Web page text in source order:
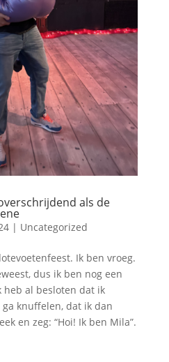
als de
| Uncategorized
Ik ben vroeg.
dus ik ben nog een
heb al besloten dat ik
knuffelen, dat ik dan
en zeg: “Hoi! Ik ben Mila”.